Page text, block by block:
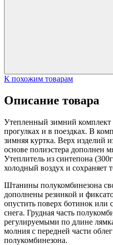
К похожим товарам
Описание товара
Утепленный зимний комплект
прогулках и в поездках. В
зимняя куртка. Верх изделий
основе полиэстера дополнен
Утеплитель из синтепона
холодный воздух и сохраняет
Штанины полукомбинезона
дополнены резинкой и
опустить поверх ботинок или
снега. Грудная часть
регулируемыми по длине
молния с передней части
полукомбинезона.